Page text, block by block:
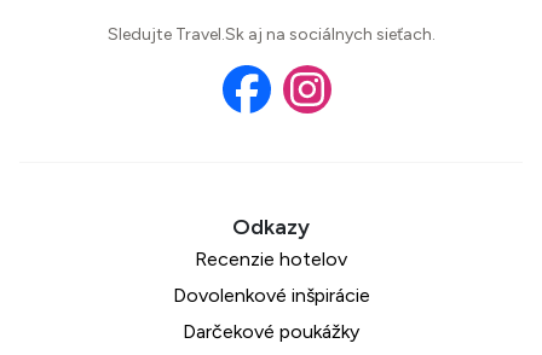
Sledujte Travel.Sk aj na sociálnych sieťach.
Recenzie hotelov
Dovolenkové inšpirácie
Darčekové poukážky